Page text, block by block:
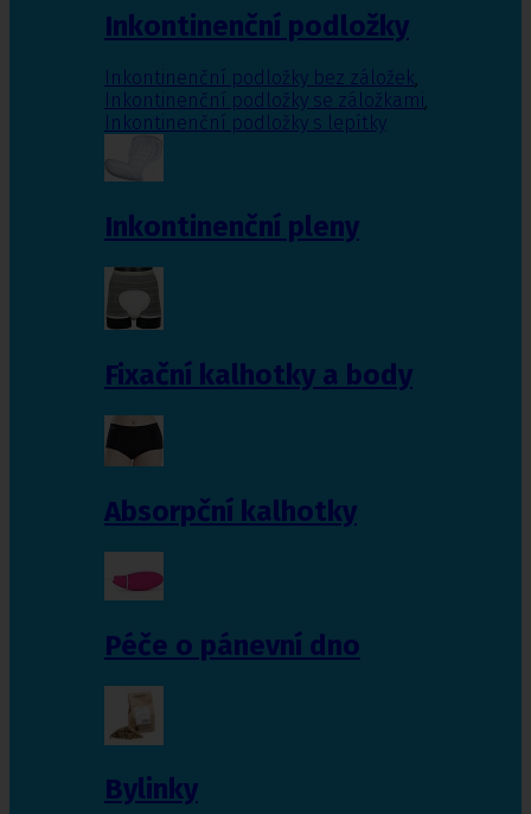
Inkontinenční podložky
Inkontinenční podložky bez záložek,
Inkontinenční podložky se záložkami,
Inkontinenční podložky s lepítky
Inkontinenční pleny
Fixační kalhotky a body
Absorpční kalhotky
Péče o pánevní dno
Bylinky